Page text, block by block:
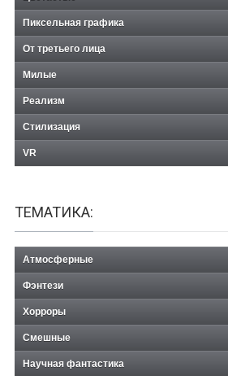
Пиксельная графика
От третьего лица
Милые
Реализм
Стилизация
VR
ТЕМАТИКА:
Атмосферные
Фэнтези
Хорроры
Смешные
Научная фантастика